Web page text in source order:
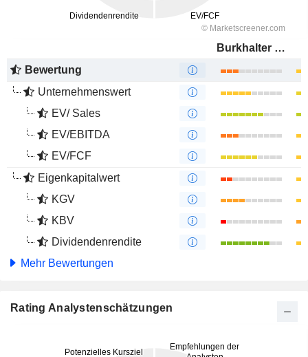
Burkhalter Holding AG
Bewertung
Unternehmenswert
EV/ Sales
EV/EBITDA
EV/FCF
Eigenkapitalwert
KGV
KBV
Dividendenrendite
Mehr Bewertungen
Rating Analystenschätzungen